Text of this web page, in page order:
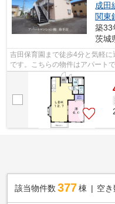
成田
関東
築33
茨城
吉田保育園まで徒歩4分と気軽
です。こちらの物件はアパート
ら、地域に特化したアパートマン
該当物件数 377棟 空き